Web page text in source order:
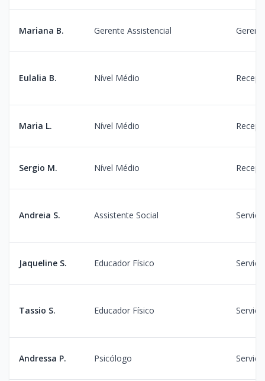
Mariana B. Gerente Assistencial
Eulalia B. Nível Médio
Maria L. Nível Médio
Sergio M. Nível Médio
Andreia S. Assistente Social
Jaqueline S. Educador Físico
Tassio S. Educador Físico
Andressa P. Psicólogo